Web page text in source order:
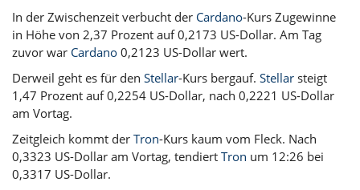
In der Zwischenzeit verbucht der Cardano-Kurs Zugewinne
in Höhe von 2,37 Prozent auf 0,2173 US-Dollar. Am Tag
zuvor war Cardano 0,2123 US-Dollar wert.
Derweil geht es für den Stellar-Kurs bergauf. Stellar steigt
1,47 Prozent auf 0,2254 US-Dollar, nach 0,2221 US-Dollar
am Vortag.
Zeitgleich kommt der Tron-Kurs kaum vom Fleck. Nach
0,3323 US-Dollar am Vortag, tendiert Tron um 12:26 bei
0,3317 US-Dollar.